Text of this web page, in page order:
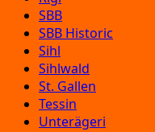
SBB
SBB Historic
Sihl
Sihlwald
St. Gallen
Tessin
Unterägeri